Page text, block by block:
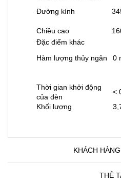
Đường kính
Chiều cao
Đặc điểm khác
Hàm lượng thủy ngân
Thời gian khởi động
của đèn
<
Khối lượng
KHÁCH
THẺ